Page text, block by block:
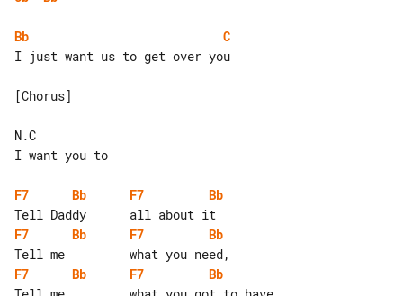
Bb
C
I just want us to get over you
[Chorus]
N.C
I want you to
F7 Bb F7
Bb
F7
Bb F7
Bb
F7
Bb F7
Bb